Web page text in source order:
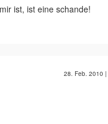
ist, ist eine schande!
28. Feb. 2010 |